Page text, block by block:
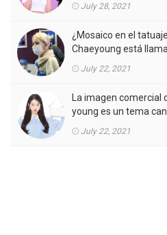
July 28, 2021
¿Mosaico en el
Chaeyoung está
July 22, 2021
La imagen comercial
young es un tema
July 22, 2021